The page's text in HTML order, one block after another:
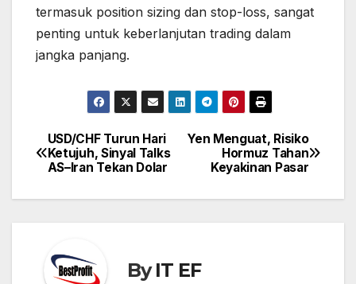
termasuk position sizing dan stop-loss, sangat
penting untuk keberlanjutan trading dalam
jangka panjang.
Post
navigation
Yen Menguat, Risiko
Hormuz Tahan
Keyakinan Pasar
USD/CHF Turun Hari
Ketujuh, Sinyal Talks
AS–Iran Tekan Dolar
ByIT EF